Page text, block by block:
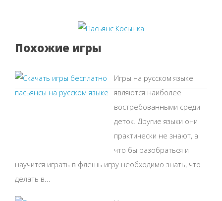
Похожие игры
Игры на русском языке
являются наиболее
востребованными среди
деток. Другие языки они
практически не знают, а
что бы разобраться и
научится играть в флешь игру необходимо знать, что
делать в...